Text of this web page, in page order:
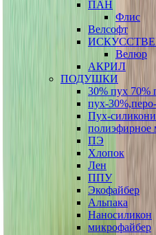
ПАН
Флис
Велсофт
Велюр
АКРИЛ
ПОДУШКИ
30% пух 70%
пух-
Пух-
полиэфирное
ПЭ
Хлопок
Лен
ППУ
Экофайбер
Альпака
Наносиликон
микрофайбер